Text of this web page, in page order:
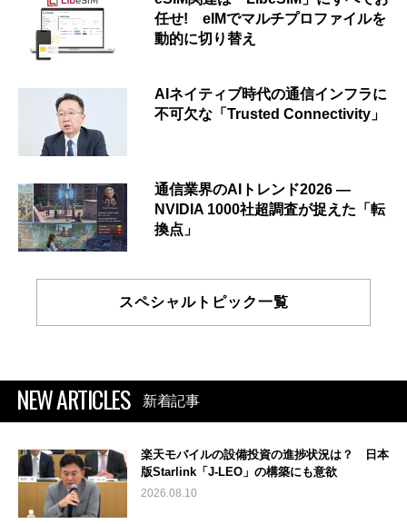
任せ! eIMでマルチプロファイルを
動的に切り替え
AIネイティブ時代の通信インフラに
不可欠な「Trusted Connectivity」
通信業界のAIトレンド2026 ―
NVIDIA 1000社超調査が捉えた「転
換点」
スペシャルトピック一覧
NEW ARTICLES 新着記事
楽天モバイルの設備投資の進捗状況は？ 日本
版Starlink「J-LEO」の構築にも意欲
2026.08.10